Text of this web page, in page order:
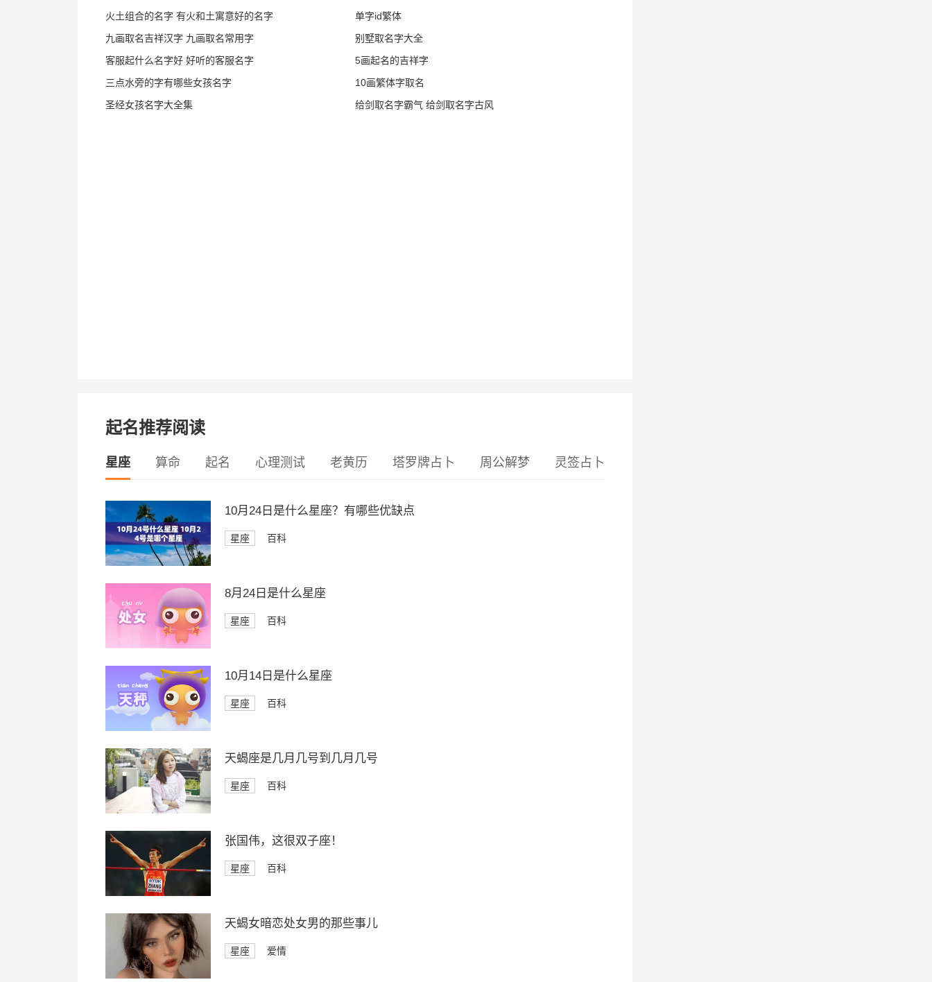
火土组合的名字 有火和土寓意好的名字
单字id繁体
九画取名吉祥汉字 九画取名常用字
别墅取名字大全
客服起什么名字好 好听的客服名字
5画起名的吉祥字
三点水旁的字有哪些女孩名字
10画繁体字取名
圣经女孩名字大全集
给剑取名字霸气 给剑取名字古风
起名推荐阅读
星座 算命 起名 心理测试 老黄历 塔罗牌占卜 周公解梦 灵签占卜
10月24日是什么星座？有哪些优缺点
星座 百科
8月24日是什么星座
星座 百科
10月14日是什么星座
星座 百科
天蝎座是几月几号到几月几号
星座 百科
张国伟，这很双子座！
星座 百科
天蝎女暗恋处女男的那些事儿
星座 爱情